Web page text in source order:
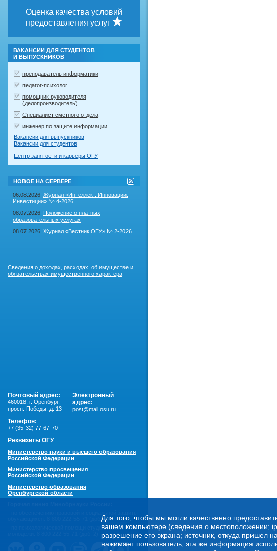
Оценка качества условий
предоставления услуг
ВАКАНСИИ ДЛЯ СТУДЕНТОВ
И ВЫПУСКНИКОВ
преподаватель информатики
педагог-психолог
помощник руководителя
(делопроизводитель)
Специалист сметного отдела
инженер по защите информации
Вакансии для выпускников
Вакансии для студентов
Центр занятости и карьеры ОГУ
НОВОЕ НА СЕРВЕРЕ
RSS-
лента
на
06.08.2026 Журнал «Интеллект. Инновации.
Инвестиции» № 4-2026
08.07.2026 Положение о платных
образовательных услугах
08.07.2026 Журнал «Вестник ОГУ» № 2-2026
Для того, чтобы мы могли качественно
вашем компьютере (сведения о местоположении;
разрешение его экрана; источник, откуда пришел
нажимает пользователь; эта же информация
Сведения о доходах, расходах, об имуществе и
обязательствах имущественного характера
Почтовый адрес:
460018 г. Оренбург,
просп. Победы, д. 13
Электронный
адрес:
post@mail.osu.ru
Телефон:
+7 (35-32) 77-67-70
Реквизиты ОГУ
Министерство науки и высшего образования
Российской Федерации
Министерство просвещения
Российской Федерации
Министерство образования
Оренбургской области
8 800 222-55-71 (доб. 1)
- по психологической помощи студенческой